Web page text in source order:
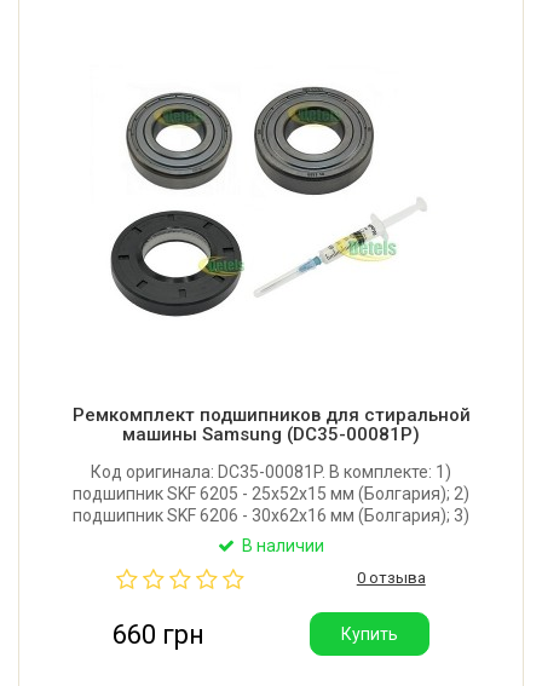
Ремкомплект подшипников для стиральной
машины Samsung (DC35-00081P)
Код оригинала: DC35-00081P. В комплекте: 1)
подшипник SKF 6205 - 25x52x15 мм (Болгария); 2)
подшипник SKF 6206 - 30x62x16 мм (Болгария); 3)
сальник JY 35*65,55*10/12 (Южная Корея); 4)
В наличии
0 отзыва
660 грн Купить